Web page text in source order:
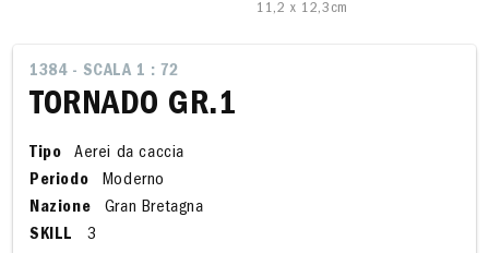
11,2 x 12,3cm
1384 - SCALA 1 : 72
TORNADO GR.1
Tipo
Aerei da caccia
Periodo
Moderno
Nazione
Gran Bretagna
SKILL
3